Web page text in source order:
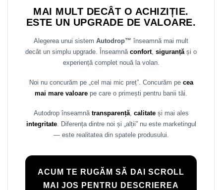
MAI MULT DECÂT O ACHIZIȚIE.
ESTE UN UPGRADE DE VALOARE.
Alegerea unui sistem Autodrop™ înseamnă mai mult
decât un simplu upgrade. Înseamnă confort, siguranță și o
experiență complet nouă la volan.
Noi nu concurăm pe „cel mai mic preț”. Concurăm pe cea
mai mare valoare pe care o primești pentru banii tăi.
Autodrop înseamnă transparență, calitateși mai ales
integritate. Diferența dintre noi și „alții” nu este marketingul
— este realitatea din spatele produsului.
ACUM TE RUGĂM SĂ DAI SCROLL
MAI JOS PENTRU DESCRIEREA